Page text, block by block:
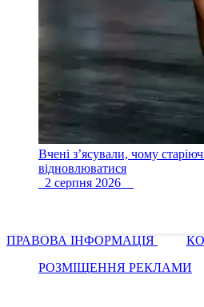
Вчені з’ясували, чому
відновлюватися
2 серпня 2026
ПРАВОВА ІНФОРМАЦІЯ
РОЗМІЩЕННЯ РЕКЛАМИ